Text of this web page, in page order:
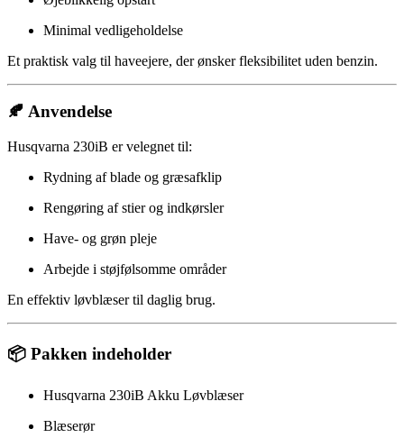
Minimal vedligeholdelse
Et praktisk valg til haveejere, der ønsker fleksibilitet uden benzin.
🍂 Anvendelse
Husqvarna 230iB er velegnet til:
Rydning af blade og græsafklip
Rengøring af stier og indkørsler
Have- og grøn pleje
Arbejde i støjfølsomme områder
En effektiv løvblæser til daglig brug.
📦 Pakken indeholder
Husqvarna 230iB Akku Løvblæser
Blæserør